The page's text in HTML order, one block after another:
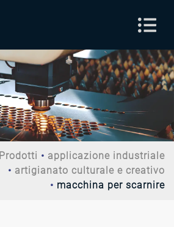
Prodotti
applicazione industriale
artigianato culturale e creativo
macchina per scarnire